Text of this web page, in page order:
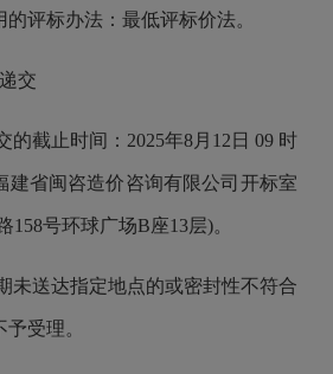
标办法：最低评标价法。
交
截止时间：2025年8月12日 09 时
建省闽咨造价咨询有限公司开标室
158号环球广场B座13层)。
送达指定地点的或密封性不符合
受理。